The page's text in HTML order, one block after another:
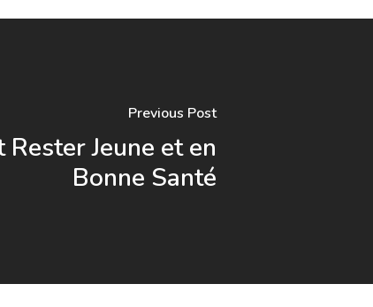
Previous Post
Rester Jeune et en
Bonne Santé